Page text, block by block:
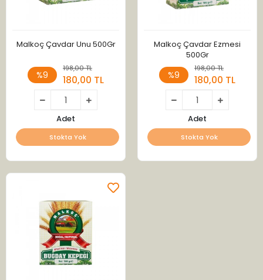
Malkoç Çavdar Unu 500Gr
%9
198,00 TL
180,00 TL
Adet
Stokta Yok
Malkoç Çavdar Ezmesi
500Gr
%9
198,00 TL
180,00 TL
Adet
Stokta Yok